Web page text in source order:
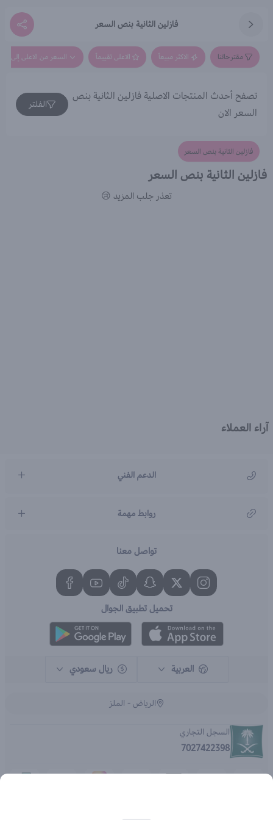
فازلين الثانية بنص السعر
مقترحاتنا الاكثر مبيعاً الاعلى تقييماً السعر من الاعلى إلى
تصفح أحدث المنتجات الاصلية فازلين الثانية بنص
السعر الان
الفلتر
فازلين الثانية بنص السعر
فازلين الثانية بنص السعر
تعذر جلب المزيد 😢
آراء العملاء
الدعم الفني
روابط مهمة
تواصل معنا
تحميل تطبيق الجوال
العربية ريال سعودي
الرياض - الملز
السجل التجاري
7027422398